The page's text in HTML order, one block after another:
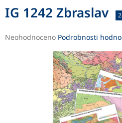
IG 1242 Zbraslav
Průměrné
Neohodnoceno Podrobnosti